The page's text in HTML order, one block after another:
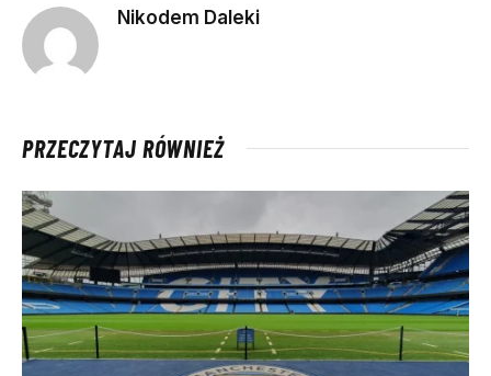
Nikodem Daleki
PRZECZYTAJ RÓWNIEŻ